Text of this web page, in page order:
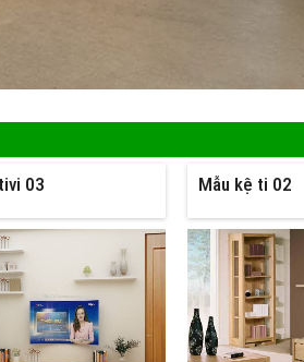
03 Mẫu kệ ti 02